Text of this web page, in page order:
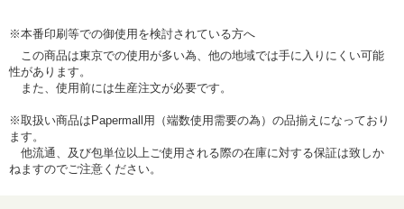
※本番印刷等での御使用を検討されている方へ
この商品は東京での使用が多い為、他の地域では手に入りにくい可能
性があります。
また、使用前には生産注文が必要です。
※取扱い商品はPapermall用（端数使用需要の為）の品揃えになっており
ます。
他流通、及び包単位以上ご使用される際の在庫に対する保証は致しか
ねますのでご注意ください。